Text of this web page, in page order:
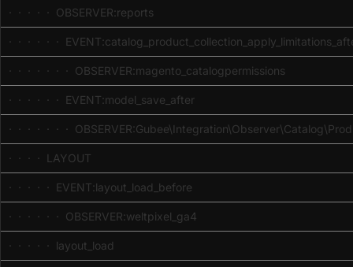
· · · · · OBSERVER:reports
· · · · · ·
· · · · · · · OBSERVER:magento_catalogpermissions
· · · · · · EVENT:model_save_after
· · · · · · ·
· · · · LAYOUT
· · · · · EVENT:layout_load_before
· · · · · · OBSERVER:weltpixel_ga4
· · · · · layout_load